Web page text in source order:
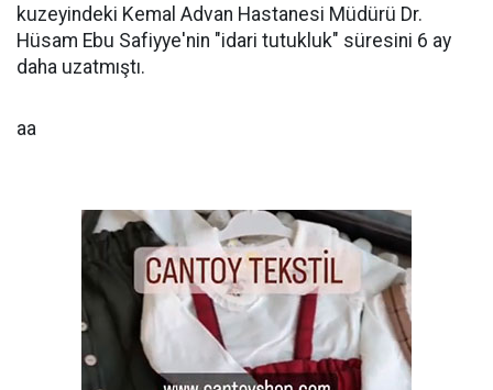
kuzeyindeki Kemal Advan Hastanesi Müdürü Dr.
Hüsam Ebu Safiyye'nin "idari tutukluk" süresini 6 ay
daha uzatmıştı.
aa